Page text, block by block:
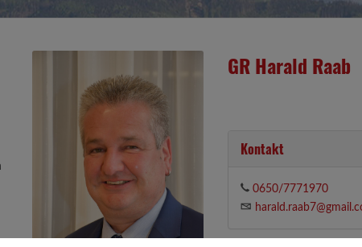
GR Harald Raab
Kontakt
0650/7771970